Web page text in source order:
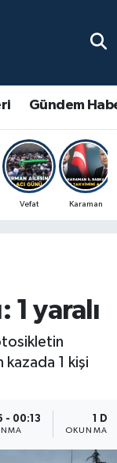
Gündem
Vefat Karaman
1 yaralı
kazada 1 kişi
- 00:13 1 DK
OKUNMA